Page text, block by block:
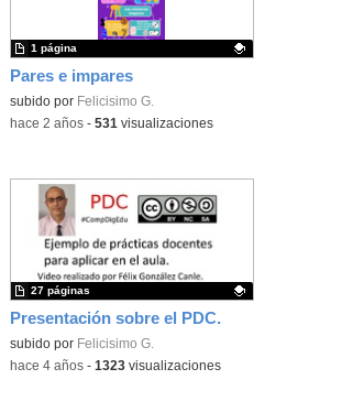
Pares e impares
Contenido educativo.
subido por Felicisimo G.
1 página
-hace 2 años- 531 visualizaciones
Presentación sobre el PDC.
Contenido educativo.
subido por Felicisimo G.
27 páginas
-hace 4 años- 1323visualizaciones